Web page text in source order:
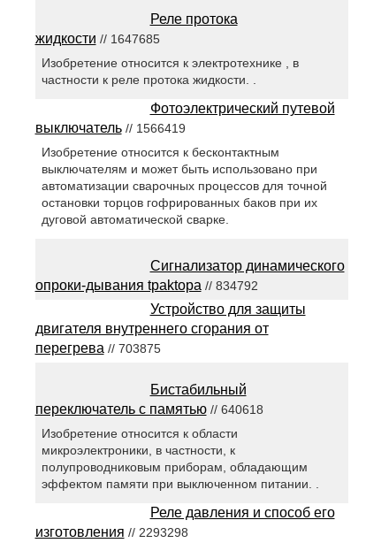
Реле протока
жидкости // 1647685
Изобретение относится к электротехнике , в
частности к реле протока жидкости. .
Фотоэлектрический путевой
выключатель// 1566419
Изобретение относится к бесконтактным
выключателям и может быть использовано при
автоматизации сварочных процессов для точной
остановки торцов гофрированных баков при их
дуговой автоматической сварке.
Сигнализатор динамического
опроки-дывания tpaktopa // 834792
Устройство для защиты
двигателя внутреннего сгорания от
перегрева // 703875
Бистабильный
переключатель с памятью// 640618
Изобретение относится к области
микроэлектроники, в частности, к
полупроводниковым приборам, обладающим
эффектом памяти при выключенном питании. .
Реле давления и способ его
изготовления // 2293298